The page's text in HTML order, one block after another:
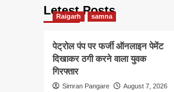
कमाल,
श्री
गुरुकुल
स्कूल
छात्रा
Letest Posts
Raigarh samna
पेट्रोल पंप पर फर्जी ऑनलाइन पेमेंट
दिखाकर ठगी करने वाला युवक
गिरफ्तार
Simran Pangare August 7, 2026